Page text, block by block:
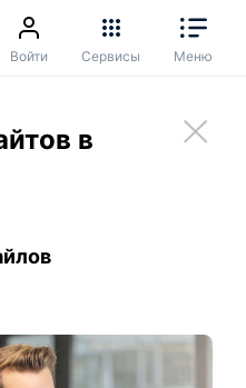
Войти Сервисы Меню
в